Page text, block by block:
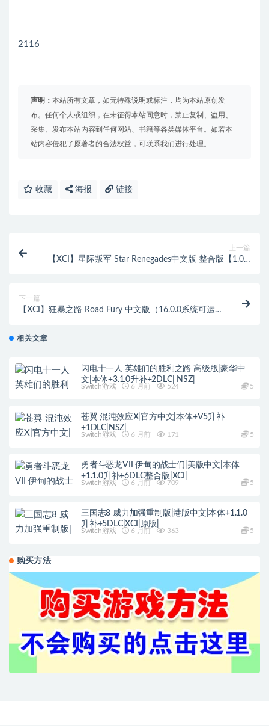
2116
声明： 本站所有文章，如无特殊说明或标注，均为本站原创发
布。任何个人或组织，在未征得本站同意时，禁止复制、盗用、
采集、发布本站内容到任何网站、书籍等各类媒体平台。如若本
站内容侵犯了原著者的合法权益，可联系我们进行处理。
收藏 海报 链接
上一篇
【XCI】星际叛军 Star Renegades中文版 整合版【1.0.4
下一篇
【XCI】狂暴之路 Road Fury 中文版（16.0.0系统可运
相关文章
闪电十一人 英雄们的胜利之路 高级版|豪华中
文|本体+3.1.0升补+2DLC| NSZ|
Switch游戏 6 月前 524 5
苍翼 混沌效应X|官方中文|本体+V5升补
+1DLC|NSZ|
Switch游戏 6 月前 171 5
勇者斗恶龙VII 伊甸的战士们|美版中文|本体
+1.1.0升补+6DLC整合版|XCI|
Switch游戏 6 月前 709 5
三国志8 威力加强重制版|港版中文|本体+1.1.0
升补+5DLC|XCI|原版|
Switch游戏 6 月前 363 5
购买方法